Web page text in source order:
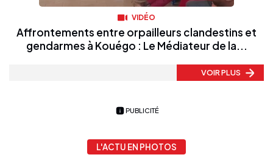
VIDÉO
Affrontements entre orpailleurs clandestins et
gendarmes à Kouégo : Le Médiateur de la...
VOIR PLUS
PUBLICITÉ
L'ACTU EN PHOTOS